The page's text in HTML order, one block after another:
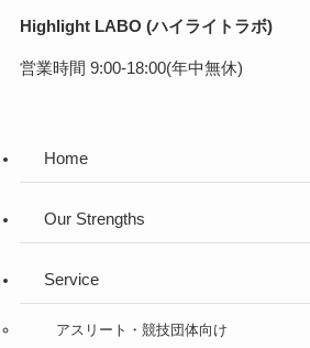
Highlight LABO (ハイライトラボ)
営業時間 9:00-18:00(年中無休)
Home
Our Strengths
Service
アスリート・競技団体向け